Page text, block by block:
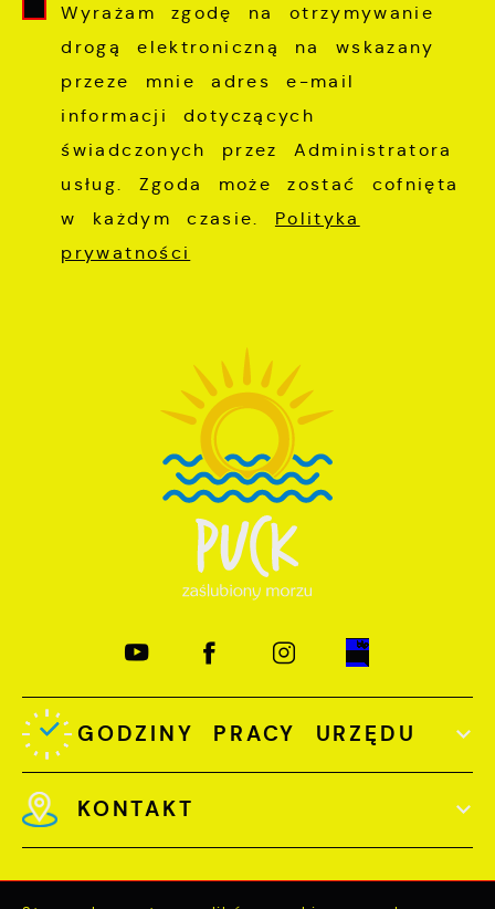
Wyrażam zgodę na otrzymywanie
drogą elektroniczną na wskazany
przeze mnie adres e-mail
informacji dotyczących
świadczonych przez Administratora
usług. Zgoda może zostać cofnięta
w każdym czasie. Polityka
prywatności
GODZINY PRACY URZĘDU
KONTAKT